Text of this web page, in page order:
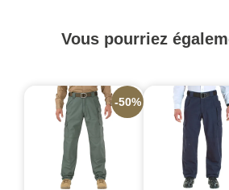
Vous pourriez
-50%